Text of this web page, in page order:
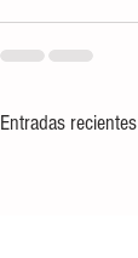
Entradas recientes